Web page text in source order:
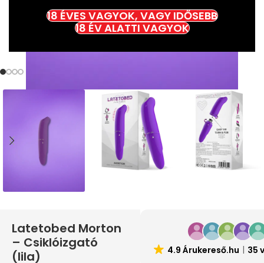
18 ÉVES VAGYOK, VAGY IDŐSEBB
18 ÉV ALATTI VAGYOK
Latetobed Morton
– Csiklóizgató
(lila)
4.9 Árukereső.hu 35